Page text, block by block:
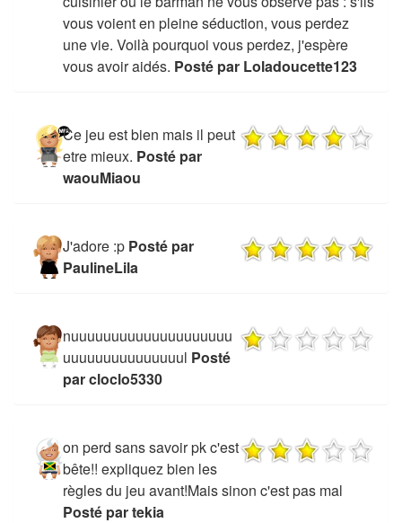
vous voient en pleine séduction, vous perdez
une vie. Voilà pourquoi vous perdez, j'espère
vous avoir aidés. Posté par Loladoucette123
Ce jeu est bien mais il peut
etre mieux. Posté par
waouMiaou
J'adore :p Posté par
PaulineLila
nuuuuuuuuuuuuuuuuuuuu
uuuuuuuuuuuuuuul Posté
par cloclo5330
on perd sans savoir pk c'est
bête!! expliquez bien les
règles du jeu avant!Mais sinon c'est pas mal
Posté par tekia